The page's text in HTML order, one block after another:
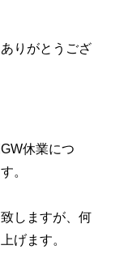
りがとうござ
休業につ
。
しますが、何
げます。